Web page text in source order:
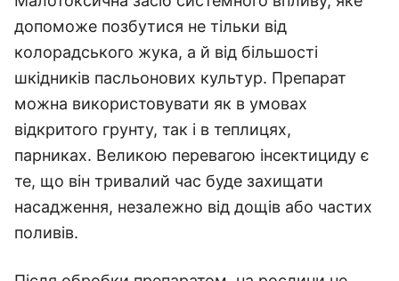
допоможе позбутися не тільки від
колорадського жука, а й від більшості
шкідників пасльонових культур. Препарат
можна використовувати як в умовах
відкритого грунту, так і в теплицях,
парниках. Великою перевагою інсектициду є
те, що він тривалий час буде захищати
насадження, незалежно від дощів або частих
поливів.